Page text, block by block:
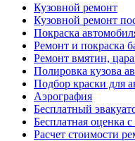
Кузовной ремонт
Кузовной ремонт
Покраска
Ремонт и покраска
Ремонт вмятин,
Полировка кузова
Подбор краски для
Аэрография
Бесплатный
Бесплатная оценка
Расчет стоимости